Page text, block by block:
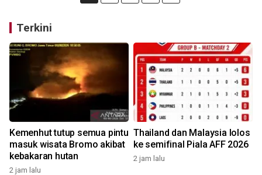
Terkini
Kemenhut tutup semua pintu
masuk wisata Bromo akibat
kebakaran hutan
2 jam lalu
Thailand dan Malaysia lolos
ke semifinal Piala AFF 2026
2 jam lalu